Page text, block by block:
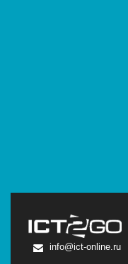
info@ict-online.ru